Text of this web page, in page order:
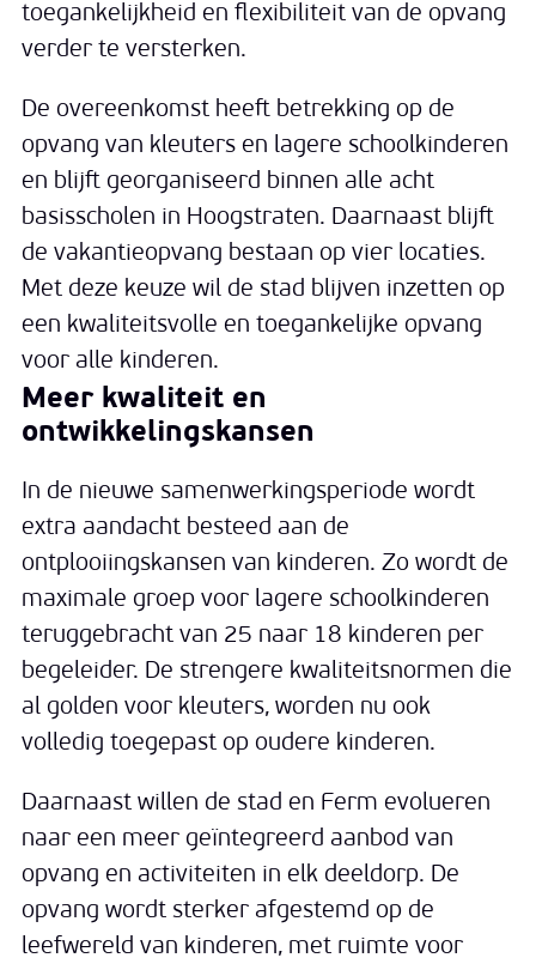
toegankelijkheid en flexibiliteit van de opvang
verder te versterken.
De overeenkomst heeft betrekking op de
opvang van kleuters en lagere schoolkinderen
en blijft georganiseerd binnen alle acht
basisscholen in Hoogstraten. Daarnaast blijft
de vakantieopvang bestaan op vier locaties.
Met deze keuze wil de stad blijven inzetten op
een kwaliteitsvolle en toegankelijke opvang
voor alle kinderen.
Meer kwaliteit en
ontwikkelingskansen
In de nieuwe samenwerkingsperiode wordt
extra aandacht besteed aan de
ontplooiingskansen van kinderen. Zo wordt de
maximale groep voor lagere schoolkinderen
teruggebracht van 25 naar 18 kinderen per
begeleider. De strengere kwaliteitsnormen die
al golden voor kleuters, worden nu ook
volledig toegepast op oudere kinderen.
Daarnaast willen de stad en Ferm evolueren
naar een meer geïntegreerd aanbod van
opvang en activiteiten in elk deeldorp. De
opvang wordt sterker afgestemd op de
leefwereld van kinderen, met ruimte voor